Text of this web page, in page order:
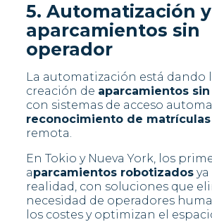
5. Automatización y
aparcamientos sin
operador
La automatización está dando
creación de aparcamientos
con sistemas de acceso
reconocimiento de matrículas
remota.
En Tokio y Nueva York, los
aparcamientos robotizados
realidad, con soluciones que
necesidad de operadores
los costes y optimizan el